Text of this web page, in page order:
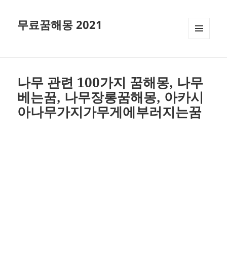
무료꿈해몽 2021
나무 관련 100가지 꿈해몽, 나무
베는꿈, 나무장롱꿈해몽, 아카시
아나무가지가무게에부러지는꿈